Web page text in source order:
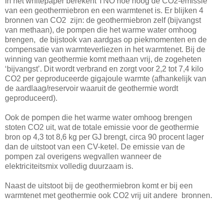
van een geothermiebron en een warmtenet is. Er blijken 4
bronnen van CO2 zijn: de geothermiebron zelf (bijvangst
van methaan), de pompen die het warme water omhoog
brengen, de bijstook van aardgas op piekmomenten en de
compensatie van warmteverliezen in het warmtenet. Bij de
winning van geothermie komt methaan vrij, de zogeheten
‘bijvangst’. Dit wordt verbrand en zorgt voor 2,2 tot 7,4 kilo
CO2 per geproduceerde gigajoule warmte (afhankelijk van
de aardlaag/reservoir waaruit de geothermie wordt
geproduceerd).
Ook de pompen die het warme water omhoog brengen
stoten CO2 uit, wat de totale emissie voor de geothermie
bron op 4,3 tot 8,6 kg per GJ brengt, circa 90 procent lager
dan de uitstoot van een CV-ketel. De emissie van de
pompen zal overigens wegvallen wanneer de
elektriciteitsmix volledig duurzaam is.
Naast de uitstoot bij de geothermiebron komt er bij een
warmtenet met geothermie ook CO2 vrij uit andere bronnen.